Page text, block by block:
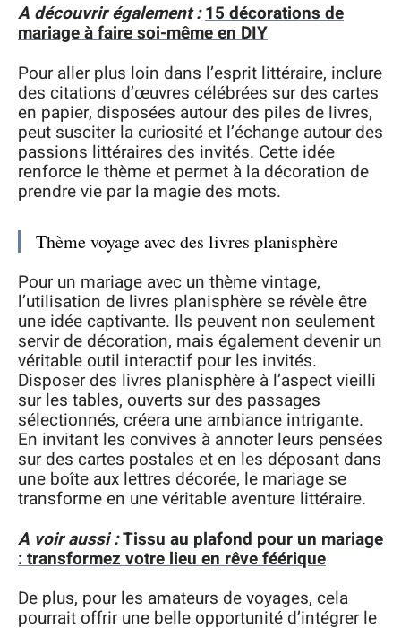
A découvrir également :15 décorations de
mariage à faire soi-même en DIY
Pour aller plus loin dans l’esprit littéraire, inclure
des citations d’œuvres célébrées sur des cartes
en papier, disposées autour des piles de livres,
peut susciter la curiosité et l’échange autour des
passions littéraires des invités. Cette idée
renforce le thème et permet à la décoration de
prendre vie par la magie des mots.
Thème voyage avec des livres planisphère
Pour un mariage avec un thème vintage,
l’utilisation de livres planisphère se révèle être
une idée captivante. Ils peuvent non seulement
servir de décoration, mais également devenir un
véritable outil interactif pour les invités.
Disposer des livres planisphère à l’aspect vieilli
sur les tables, ouverts sur des passages
sélectionnés, créera une ambiance intrigante.
En invitant les convives à annoter leurs pensées
sur des cartes postales et en les déposant dans
une boîte aux lettres décorée, le mariage se
transforme en une véritable aventure littéraire.
A voir aussi :Tissu au plafond pour un mariage
: transformez votre lieu en rêve féérique
De plus, pour les amateurs de voyages, cela
pourrait offrir une belle opportunité d’intégrer le